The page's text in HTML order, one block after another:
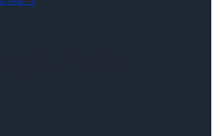
08/2026